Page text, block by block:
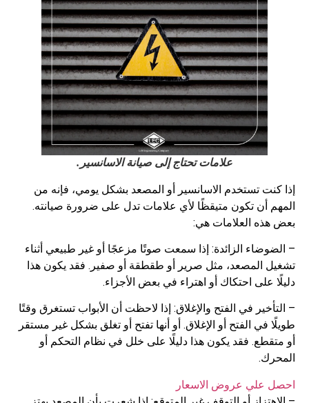
علامات تحتاج إلى صيانة الاسانسير.
إذا كنت تستخدم الاسانسير أو المصعد بشكل يومي، فإنه من
المهم أن تكون متيقظًا لأي علامات تدل على ضرورة صيانته.
بعض هذه العلامات هي:
– الضوضاء الزائدة: إذا سمعت صوتًا مزعجًا أو غير طبيعي أثناء
تشغيل المصعد، مثل صرير أو طقطقة أو صفير. فقد يكون هذا
دليلًا على احتكاك أو اهتراء في بعض الأجزاء.
– التأخير في الفتح والإغلاق: إذا لاحظت أن الأبواب تستغرق وقتًا
طويلًا في الفتح أو الإغلاق. أو أنها تفتح أو تغلق بشكل غير مستقر
أو متقطع. فقد يكون هذا دليلًا على خلل في نظام التحكم أو
المحرك.
احصل علي عروض الاسعار